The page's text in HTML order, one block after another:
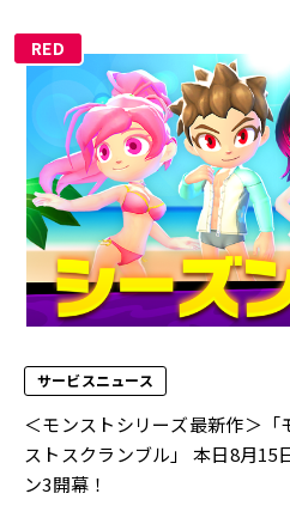
RED
サービスニュース
＜モンストシリーズ最新作＞「
ストスクランブル」 本日8月15
ン3開幕！